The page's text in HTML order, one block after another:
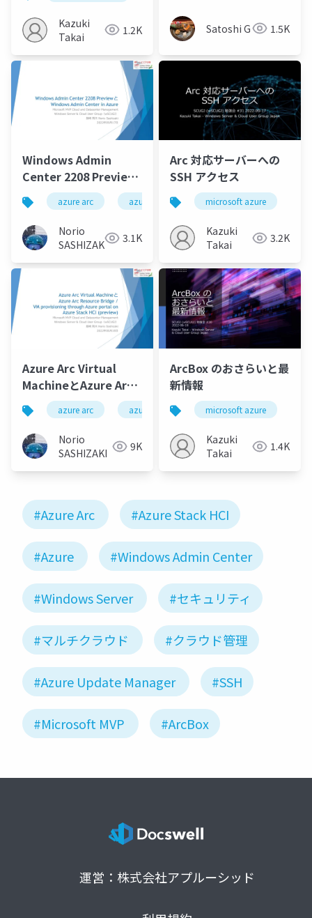
Kazuki
Takai
1.2K Satoshi G 1.5K
Windows Admin
Center 2208 Preview
とWindows Admin
Center in Azure
azure arc azure portal azure stack hci
Norio
SASHIZAKI
3.1K
Arc 対応サーバーへの
SSH アクセス
microsoft azure
Kazuki
Takai
3.2K
Azure Arc Virtual
MachineとAzure Arc
Resource Bridge / VM
provisioning through
Azure portal on
Azure Stack HCI
(preview)
azure arc azure arc resource bridge azure arc
Norio
SASHIZAKI
9K
ArcBox のおさらいと最
新情報
microsoft azure
Kazuki
Takai
1.4K
#Azure Arc #Azure Stack HCI
#Azure #Windows Admin Center
#Windows Server #セキュリティ
#マルチクラウド #クラウド管理
#Azure Update Manager #SSH
#Microsoft MVP #ArcBox
運営：株式会社アプルーシッド